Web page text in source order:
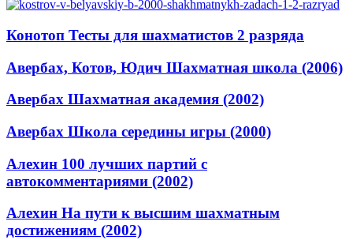
Конотоп Тесты для шахматистов 2 разряда
Авербах, Котов, Юдич Шахматная школа (2006)
Авербах Шахматная академия (2002)
Авербах Школа середины игры (2000)
Алехин 100 лучших партий с
автокомментариями (2002)
Алехин На пути к высшим шахматным
достижениям (2002)